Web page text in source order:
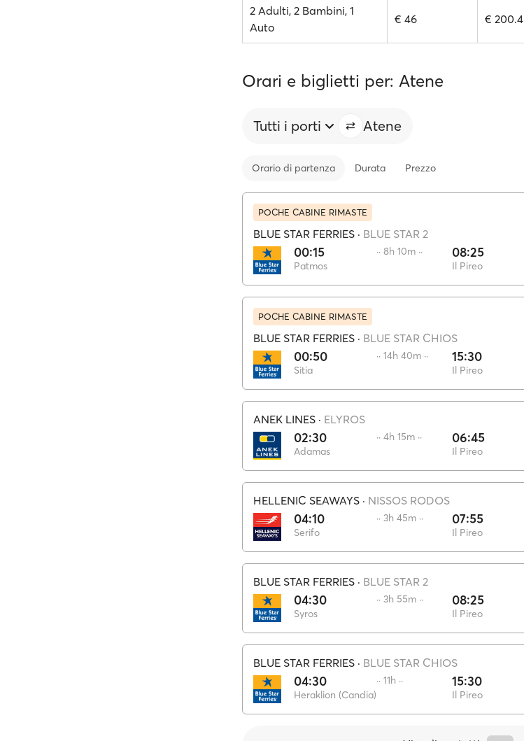
2 Adulti, 2 Bambini, 1
Auto
€ 46 € 200.4
Orari e biglietti per: Atene
Tutti i porti Atene
Orario di partenza Durata Prezzo
POCHE CABINE RIMASTE
BLUE STAR FERRIES · BLUE STAR 2
00:15
Patmos
·· 8h 10m ·· 08:25
Il Pireo
POCHE CABINE RIMASTE
BLUE STAR FERRIES · BLUE STAR CHIOS
00:50
Sitia
·· 14h 40m ·· 15:30
Il Pireo
ANEK LINES · ELYROS
02:30
Adamas
·· 4h 15m ·· 06:45
Il Pireo
HELLENIC SEAWAYS · NISSOS RODOS
04:10
Serifo
·· 3h 45m ·· 07:55
Il Pireo
BLUE STAR FERRIES · BLUE STAR 2
04:30
Syros
·· 3h 55m ·· 08:25
Il Pireo
BLUE STAR FERRIES · BLUE STAR CHIOS
04:30
Heraklion (Candia)
·· 11h ·· 15:30
Il Pireo